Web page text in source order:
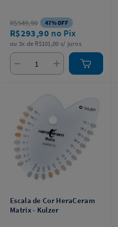
R$549,90 47% OFF
R$293,90 no Pix
ou 3x de R$101,00 s/ juros
Escala de Cor HeraCeram
Matrix - Kulzer